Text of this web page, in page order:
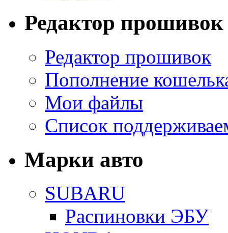
Редактор прошивок
Редактор прошивок
Пополнение
Мои файлы
Список
Марки авто
SUBARU
Распиновки ЭБУ